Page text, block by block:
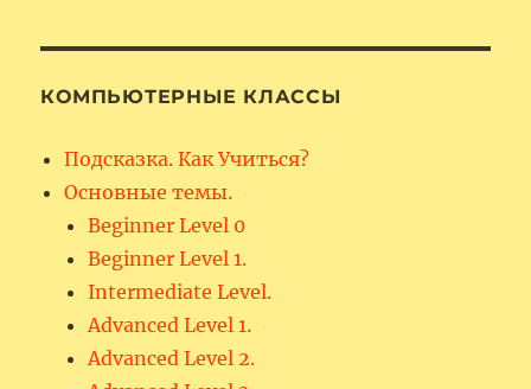
КОМПЬЮТЕРНЫЕ КЛАССЫ
Подсказка. Как Учиться?
Основные темы.
Beginner Level 0
Beginner Level 1.
Intermediate Level.
Advanced Level 1.
Advanced Level 2.